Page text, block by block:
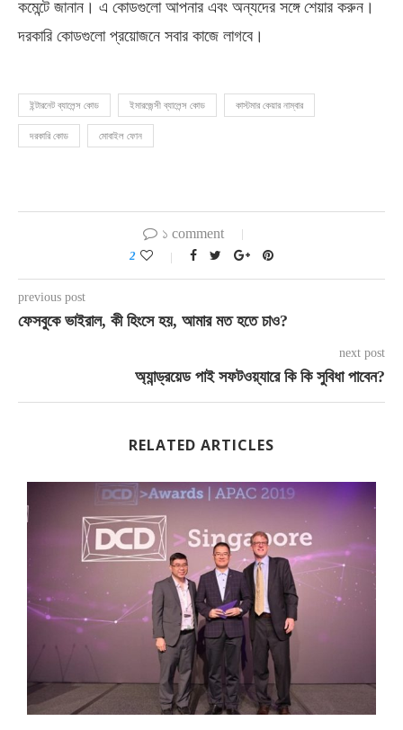
কমেন্টে জানান। এ কোডগুলো আপনার এবং অন্যদের সঙ্গে শেয়ার করুন।
দরকারি কোডগুলো প্রয়োজনে সবার কাজে লাগবে।
ইন্টারনেট ব্যালেন্স কোড ইমারজেন্সী ব্যালেন্স কোড কাস্টমার কেয়ার নাম্বার
দরকারি কোড মোবাইল ফোন
১ comment
2
previous post
ফেসবুকে ভাইরাল, কী হিংসে হয়, আমার মত হতে চাও?
next post
অ্যান্ড্রয়েড পাই সফটওয়্যারে কি কি সুবিধা পাবেন?
RELATED ARTICLES